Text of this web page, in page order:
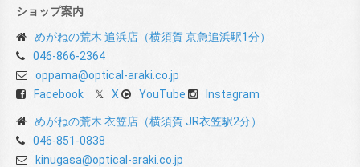
ショップ案内
めがねの荒木 追浜店（横須賀 京急追浜駅1分）
046-866-2364
oppama@optical-araki.co.jp
Facebook
X YouTube Instagram
めがねの荒木 衣笠店（横須賀 JR衣笠駅2分）
046-851-0838
kinugasa@optical-araki.co.jp